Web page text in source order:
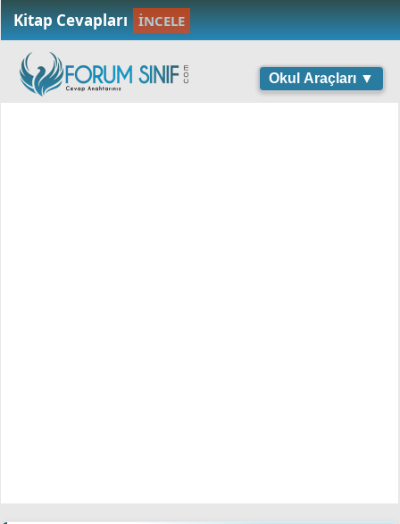
Kitap Cevapları İNCELE
Okul Araçları ▼